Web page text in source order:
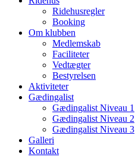
Ridehusregler
Booking
Om klubben
Medlemskab
Faciliteter
Vedtægter
Bestyrelsen
Aktiviteter
Gædingalist
Gædingalist Niveau 1
Gædingalist Niveau 2
Gædingalist Niveau 3
Galleri
Kontakt